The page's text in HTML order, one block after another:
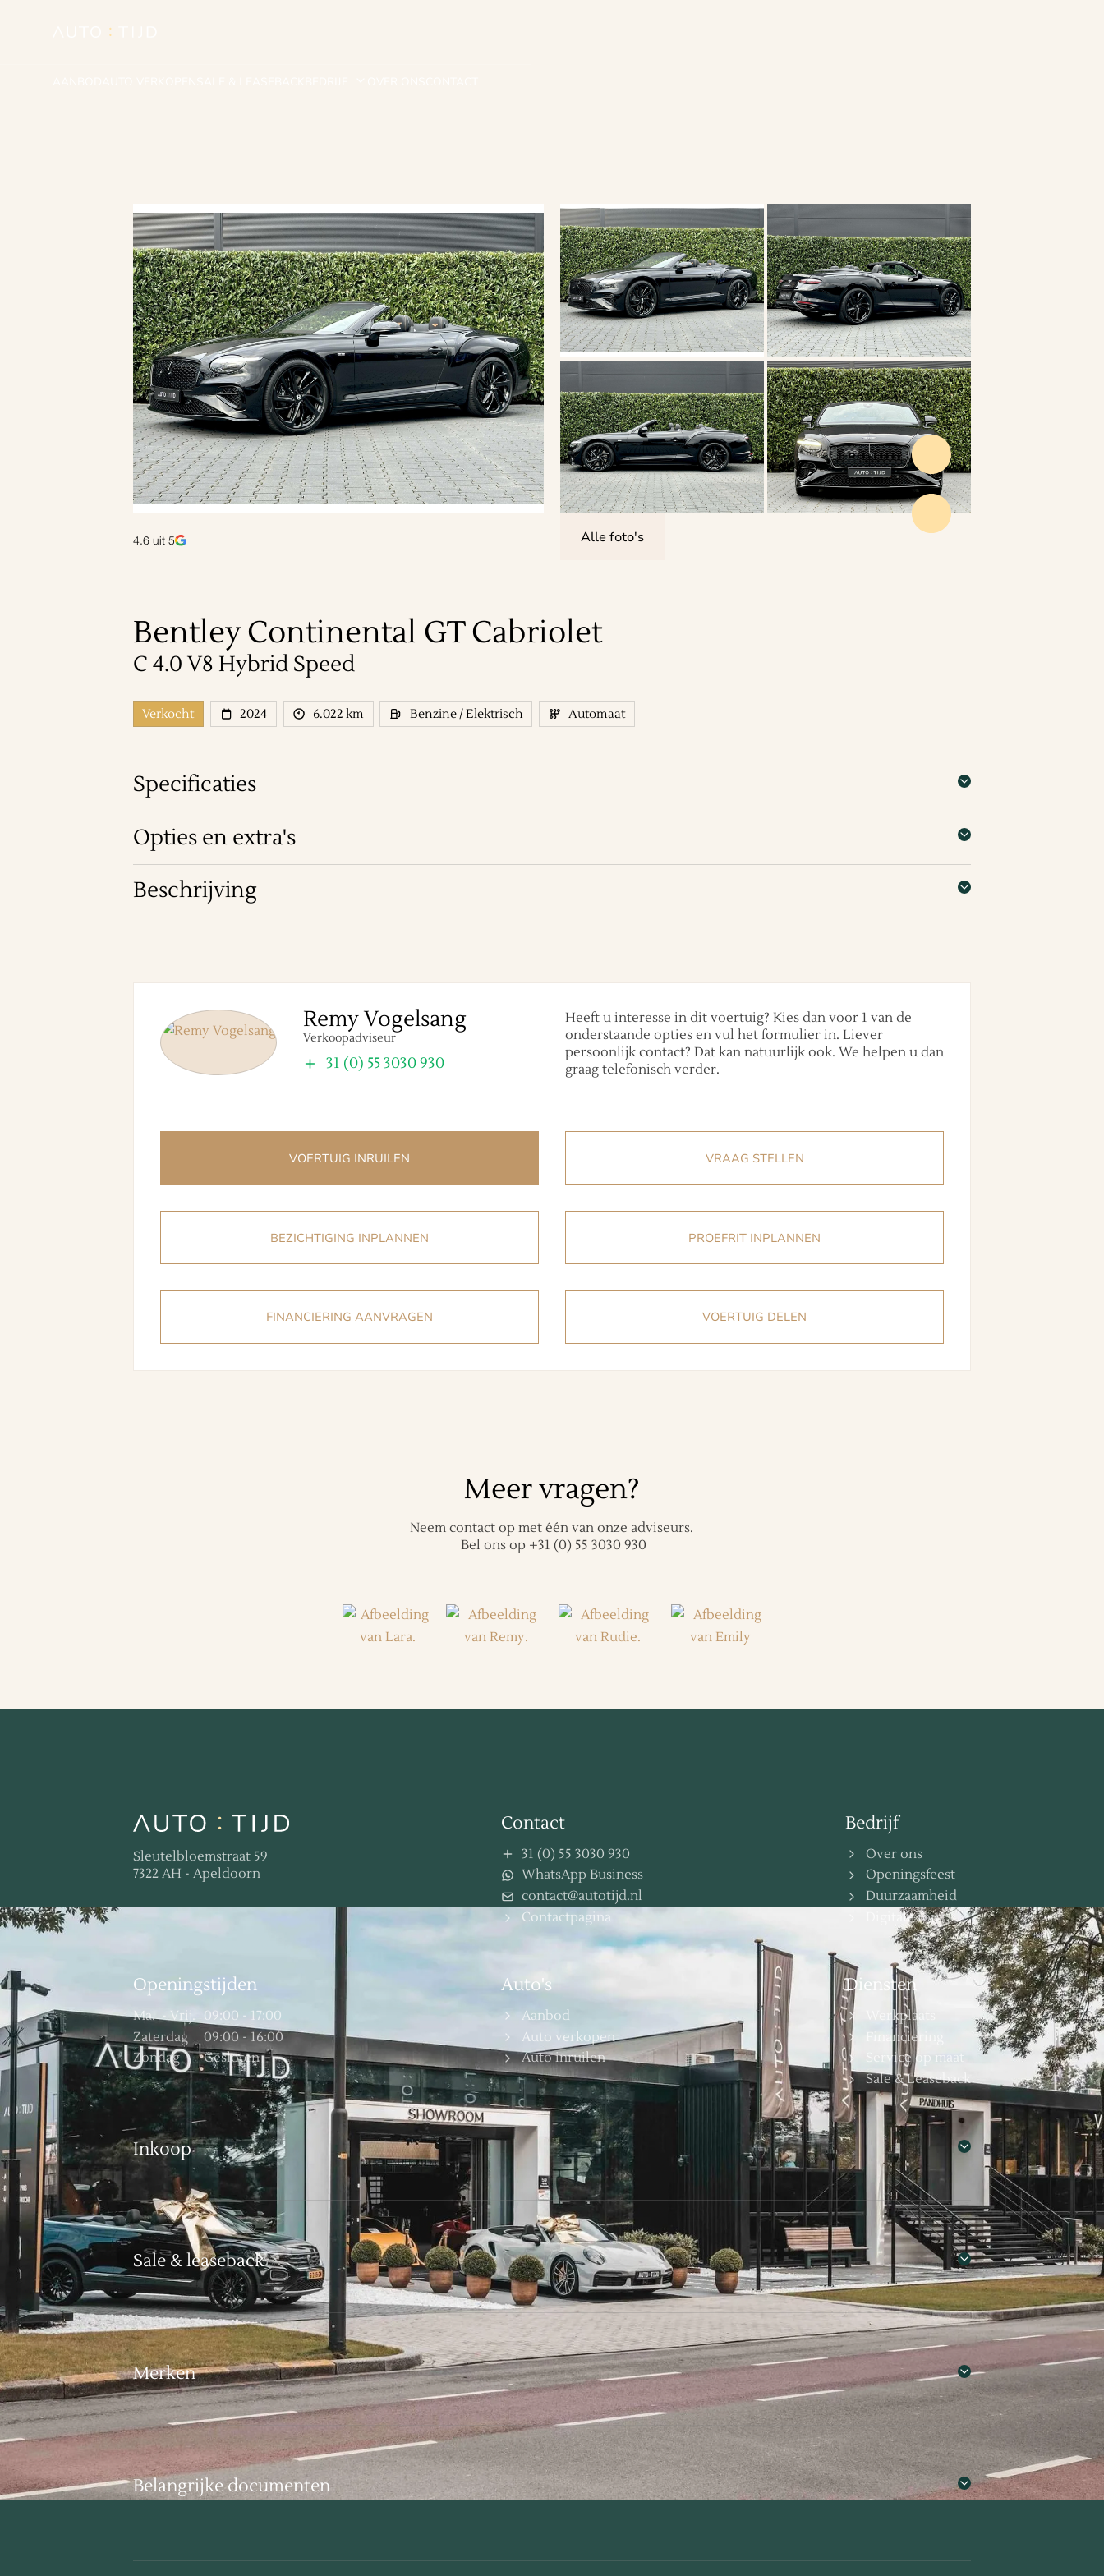
Alle foto's
4.6 uit 5
BentleyContinental GTCabriolet
C 4.0 V8 Hybrid Speed
Verkocht 2024 6.022 km Benzine / Elektrisch Automaat
Specificaties
Opties en extra's
Beschrijving
Remy Vogelsang
Verkoopadviseur
31 (0) 55 3030 930
Heeft u interesse in dit voertuig? Kies dan voor 1 van de
onderstaande opties en vul het formulier in. Liever
persoonlijk contact? Dat kan natuurlijk ook. We helpen u dan
graag telefonisch verder.
VOERTUIG INRUILEN VRAAG STELLEN
BEZICHTIGING INPLANNEN PROEFRIT INPLANNEN
FINANCIERING AANVRAGEN VOERTUIG DELEN
Meer vragen?
Neem contact op met één van onze adviseurs.
Bel ons op +31 (0) 55 3030 930
Sleutelbloemstraat 59
7322 AH - Apeldoorn
Contact
31 (0) 55 3030 930
WhatsApp Business
contact@autotijd.nl
Contactpagina
Bedrijf
Over ons
Openingsfeest
Duurzaamheid
Digitale tour
Openingstijden
Ma. - Vrij. 09:00 - 17:00
Zaterdag
09:00 - 16:00
Zondag
Gesloten
Auto's
Aanbod
Auto verkopen
Auto inruilen
Diensten
Werkplaats
Financiering
Service op maat
Sale & Leaseback
Inkoop
Sale & leaseback
Merken
Belangrijke documenten